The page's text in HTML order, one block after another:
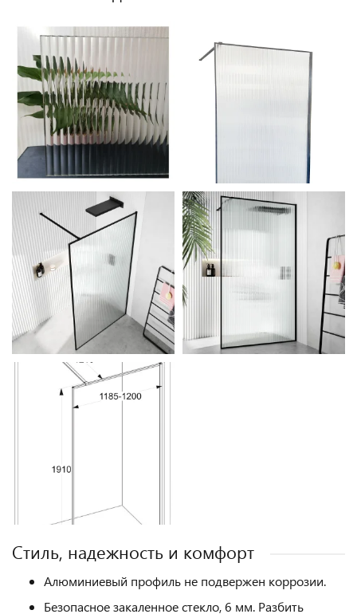
Стиль, надежность и комфорт
Алюминиевый профиль не подвержен коррозии.
Безопасное закаленное стекло, 6 мм. Разбить